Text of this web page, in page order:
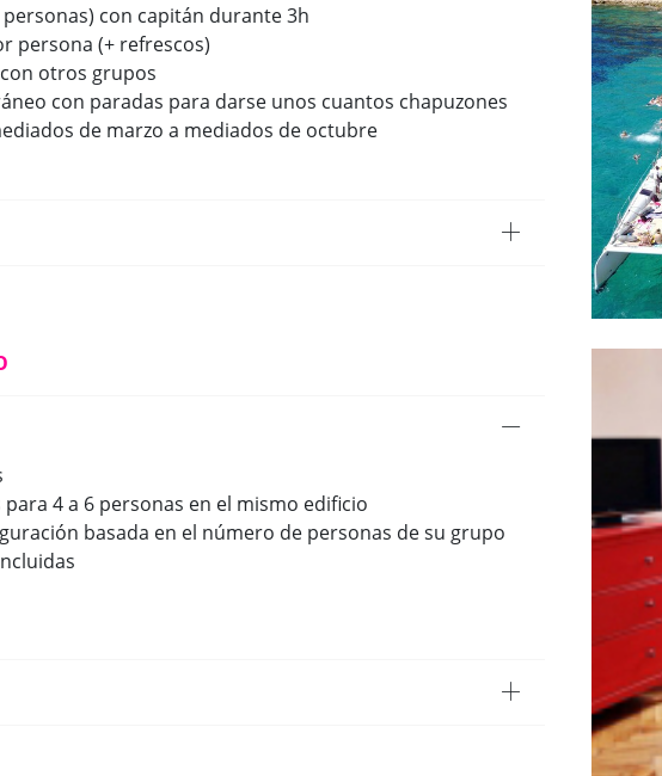
con capitán durante 3h
persona (+ refrescos)
otros grupos
con paradas para darse unos cuantos chapuzones
de marzo a mediados de octubre
4 a 6 personas en el mismo edificio
basada en el número de personas de su grupo